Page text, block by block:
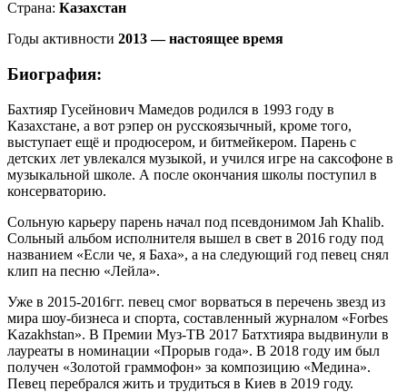
Страна: Казахстан
Годы активности 2013 — настоящее время
Биография:
Бахтияр Гусейнович Мамедов родился в 1993 году в
Казахстане, а вот рэпер он русскоязычный, кроме того,
выступает ещё и продюсером, и битмейкером. Парень с
детских лет увлекался музыкой, и учился игре на саксофоне в
музыкальной школе. А после окончания школы поступил в
консерваторию.
Сольную карьеру парень начал под псевдонимом Jah Khalib.
Сольный альбом исполнителя вышел в свет в 2016 году под
названием «Если че, я Баха», а на следующий год певец снял
клип на песню «Лейла».
Уже в 2015-2016гг. певец смог ворваться в перечень звезд из
мира шоу-бизнеса и спорта, составленный журналом «Forbes
Kazakhstan». В Премии Муз-ТВ 2017 Батхтияра выдвинули в
лауреаты в номинации «Прорыв года». В 2018 году им был
получен «Золотой граммофон» за композицию «Медина».
Певец перебрался жить и трудиться в Киев в 2019 году.